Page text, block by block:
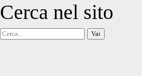
Cerca nel sito
Cerca